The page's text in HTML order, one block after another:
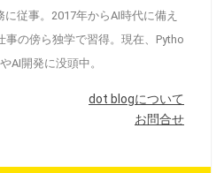
従事。2017年からAI時代に備え
事の傍ら独学で習得。現在、Pytho
AI開発に没頭中。
dot blogについて
お問合せ